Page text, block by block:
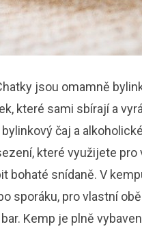
jsou omamně
které sami sbírají a
čaj a
které využijete pro
bohaté snídaně. V
sporáku, pro vlastní
Kemp je plně